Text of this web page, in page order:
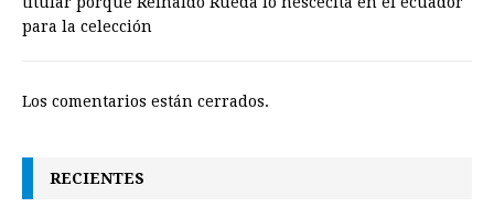
para la celección
Los comentarios están cerrados.
RECIENTES